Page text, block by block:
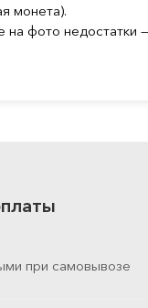
монета).
фото недостатки
при самовывозе